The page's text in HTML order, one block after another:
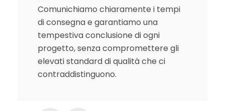
Comunichiamo chiaramente i tempi
di consegna e garantiamo una
tempestiva conclusione di ogni
progetto, senza compromettere gli
elevati standard di qualità che ci
contraddistinguono.